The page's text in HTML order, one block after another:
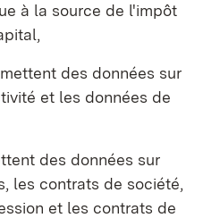
à la source de l'impôt
des données sur
et les données de
des données sur
les contrats de société,
et les contrats de